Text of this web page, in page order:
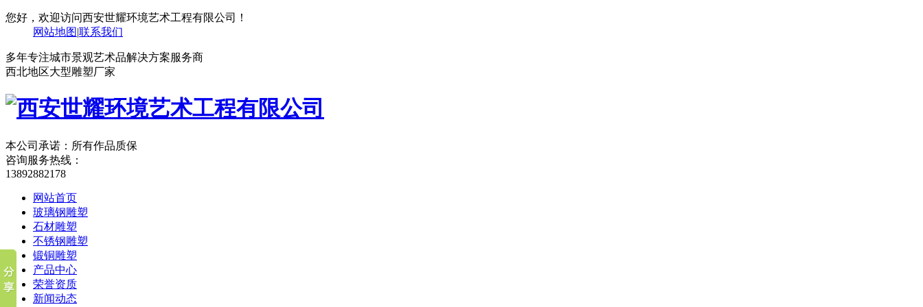
您好，欢迎访问西安世耀环境艺术工程有限公司！
网站地图|联系我们
多年专注城市景观艺术品解决方案服务商
西北地区大型雕塑厂家
本公司承诺：所有作品质保
咨询服务热线：
13892882178
网站首页
玻璃钢雕塑
石材雕塑
不锈钢雕塑
锻铜雕塑
产品中心
荣誉资质
新闻动态